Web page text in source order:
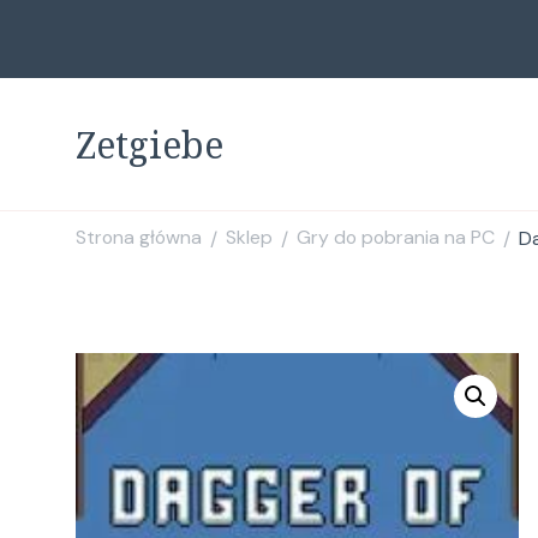
Zetgiebe
Strona główna / Sklep / Gry do pobrania na PC /